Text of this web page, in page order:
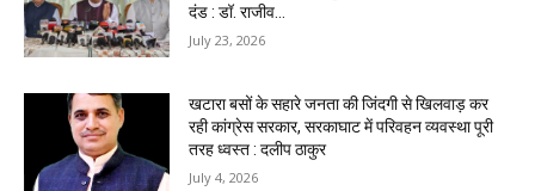
दंड : डॉ. राजीव...
July 23, 2026
खटारा बसों के सहारे जनता की जिंदगी से खिलवाड़ कर
रही कांग्रेस सरकार, सरकाघाट में परिवहन व्यवस्था पूरी
तरह ध्वस्त : दलीप ठाकुर
July 4, 2026